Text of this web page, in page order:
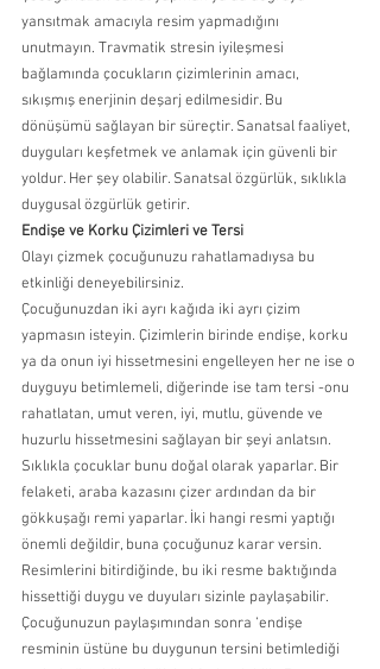
yansıtmak amacıyla resim yapmadığını
unutmayın. Travmatik stresin iyileşmesi
bağlamında çocukların çizimlerinin amacı,
sıkışmış enerjinin deşarj edilmesidir. Bu
dönüşümü sağlayan bir süreçtir. Sanatsal faaliyet,
duyguları keşfetmek ve anlamak için güvenli bir
yoldur. Her şey olabilir. Sanatsal özgürlük, sıklıkla
duygusal özgürlük getirir.
Endişe ve Korku Çizimleri ve Tersi
Olayı çizmek çocuğunuzu rahatlamadıysa bu
etkinliği deneyebilirsiniz.
Çocuğunuzdan iki ayrı kağıda iki ayrı çizim
yapmasın isteyin. Çizimlerin birinde endişe, korku
ya da onun iyi hissetmesini engelleyen her ne ise o
duyguyu betimlemeli, diğerinde ise tam tersi -onu
rahatlatan, umut veren, iyi, mutlu, güvende ve
huzurlu hissetmesini sağlayan bir şeyi anlatsın.
Sıklıkla çocuklar bunu doğal olarak yaparlar. Bir
felaketi, araba kazasını çizer ardından da bir
gökkuşağı remi yaparlar. İki hangi resmi yaptığı
önemli değildir, buna çocuğunuz karar versin.
Resimlerini bitirdiğinde, bu iki resme baktığında
hissettiği duygu ve duyuları sizinle paylaşabilir.
Çocuğunuzun paylaşımından sonra ‘endişe
resminin üstüne bu duygunun tersini betimlediği